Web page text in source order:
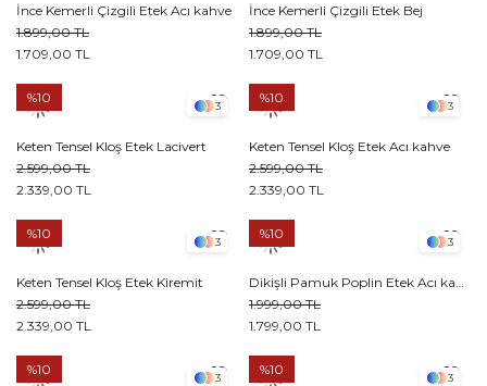
İnce Kemerli Çizgili Etek Acı kahve
1.709,00 TL
1.899,00 TL
İnce Kemerli Çizgili Etek Bej
1.709,00 TL
1.899,00 TL
3
Keten Tensel Kloş Etek Lacivert
2.339,00 TL
2.599,00 TL
%10
3
Keten Tensel Kloş Etek Acı kahve
2.339,00 TL
2.599,00 TL
%10
3
Keten Tensel Kloş Etek Kiremit
2.339,00 TL
2.599,00 TL
%10
3
1.799,00 TL
1.999,00 TL
%10
3
%10
3
%10